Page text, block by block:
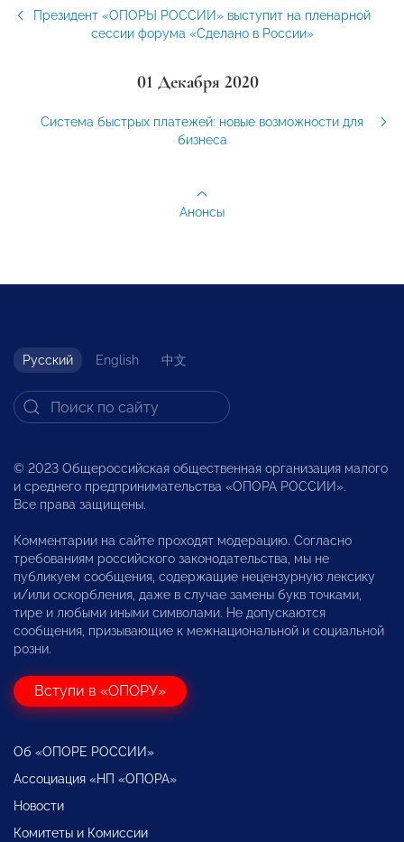
Президент «ОПОРЫ РОССИИ» выступит на пленарной
сессии форума «Сделано в России»
01 Декабря 2020
Система быстрых платежей: новые возможности для
бизнеса
Анонсы
Русский English 中文
© 2023 Общероссийская общественная организация малого
и среднего предпринимательства «ОПОРА РОССИИ».
Все права защищены.
Комментарии на сайте проходят модерацию. Согласно
требованиям российского законодательства, мы не
публикуем сообщения, содержащие нецензурную лексику
и/или оскорбления, даже в случае замены букв точками,
тире и любыми иными символами. Не допускаются
сообщения, призывающие к межнациональной и социальной
розни.
Вступи в «ОПОРУ»
Об «ОПОРЕ РОССИИ»
Ассоциация «НП «ОПОРА»
Новости
Комитеты и Комиссии